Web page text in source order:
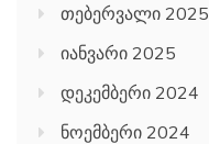
თებერვალი 2025
იანვარი 2025
დეკემბერი 2024
ნოემბერი 2024